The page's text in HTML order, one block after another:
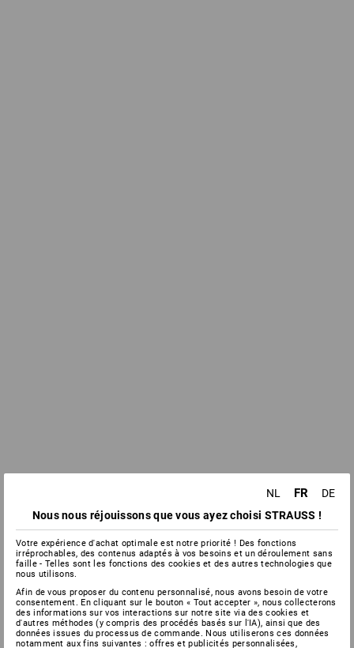
NL FR
DE
Nous nous réjouissons que vous ayez choisi STRAUSS !
Votre expérience d'achat optimale est notre priorité ! Des fonctions
irréprochables, des contenus adaptés à vos besoins et un déroulement sans
faille - Telles sont les fonctions des cookies et des autres technologies que
nous utilisons.
Afin de vous proposer du contenu personnalisé, nous avons besoin de votre
consentement. En cliquant sur le bouton « Tout accepter », nous collecterons
des informations sur vos interactions sur notre site via des cookies et
d'autres méthodes (y compris des procédés basés sur l'IA), ainsi que des
données issues du processus de commande. Nous utiliserons ces données
notamment aux fins suivantes : offres et publicités personnalisées,